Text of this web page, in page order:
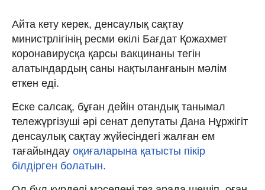
Айта кету керек, денсаулық сақтау
министрлігінің ресми өкілі Бағдат Қожахмет
коронавирусқа қарсы вакцинаны тегін
алатындардың саны нақтыланғанын мәлім
еткен еді.
Еске салсақ, бұған дейін отандық танымал
тележүргізуші әрі сенат депутаты Дана Нұржігіт
денсаулық сақтау жүйесіндегі жалған ем
тағайындау оқиғаларына қатысты пікір
білдірген болатын.